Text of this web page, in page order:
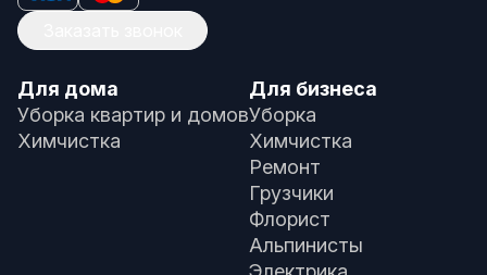
Для дома
Уборка квартир и домов
Химчистка
Для бизнеса
Уборка
Химчистка
Ремонт
Грузчики
Флорист
Альпинисты